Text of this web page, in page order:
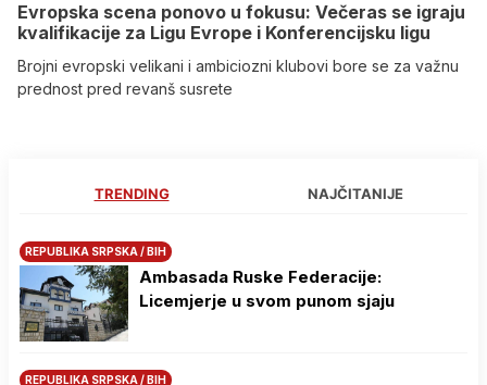
Evropska scena ponovo u fokusu: Večeras se igraju
kvalifikacije za Ligu Evrope i Konferencijsku ligu
Brojni evropski velikani i ambiciozni klubovi bore se za važnu
prednost pred revanš susrete
TRENDING NAJČITANIJE
REPUBLIKA SRPSKA / BIH
Ambasada Ruske Federacije:
Licemjerje u svom punom sjaju
REPUBLIKA SRPSKA / BIH